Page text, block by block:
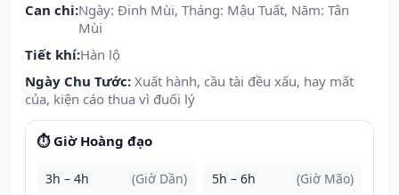
Can chi:Ngày: Đinh Mùi, Tháng: Mậu Tuất, Năm: Tân
Mùi
Tiết khí:Hàn lộ
Ngày Chu Tước: Xuất hành, cầu tài đều xấu, hay mất
của, kiện cáo thua vì đuối lý
⏱️ Giờ Hoàng đạo
3h – 4h (Giờ Dần) 5h – 6h (Giờ Mão)